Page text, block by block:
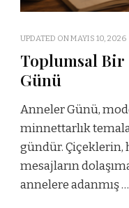
UPDATED ONMAYIS 10, 2026
Toplumsal
Günü
Anneler Günü,
minnettarlık
gündür. Çiçeklerin,
mesajların
annelere adanmış …